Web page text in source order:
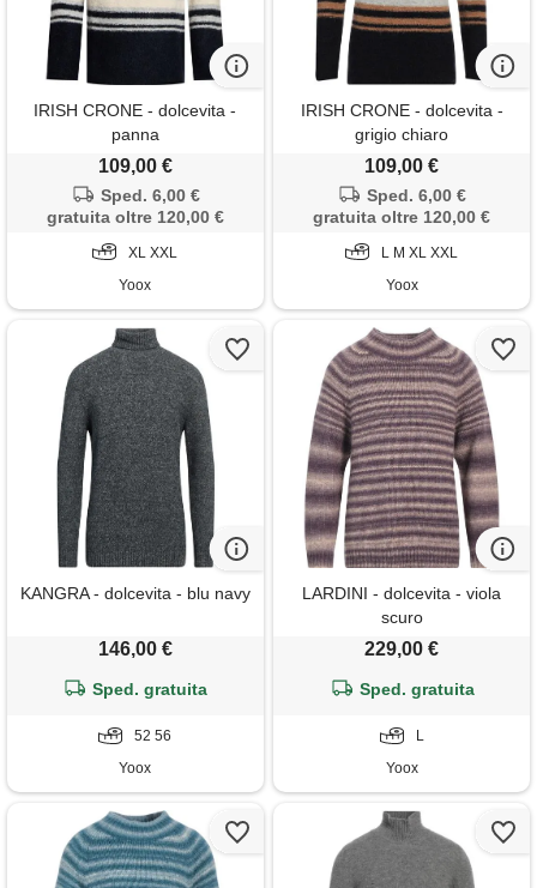
IRISH CRONE - dolcevita -
panna
109,00 €
Sped. 6,00 €
gratuita oltre 120,00 €
XL XXL
Yoox
IRISH CRONE - dolcevita -
grigio chiaro
109,00 €
Sped. 6,00 €
gratuita oltre 120,00 €
L M XL XXL
Yoox
KANGRA - dolcevita - blu navy
146,00 €
Sped. gratuita
52 56
Yoox
LARDINI - dolcevita - viola
scuro
229,00 €
Sped. gratuita
L
Yoox